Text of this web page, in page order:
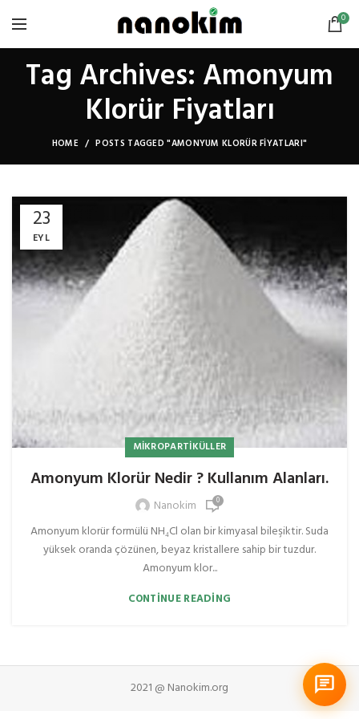
0
Tag Archives: Amonyum
Klorür Fiyatları
HOME POSTS TAGGED "AMONYUM KLORÜR FIYATLARI"
23
EYL
MIKROPARTIKÜLLER
Amonyum Klorür Nedir ? Kullanım Alanları.
Nanokim 0
Amonyum klorür formülü NH₄Cl olan bir kimyasal bileşiktir. Suda
yüksek oranda çözünen, beyaz kristallere sahip bir tuzdur.
Amonyum klor...
CONTINUE READING
2021 @ Nanokim.org